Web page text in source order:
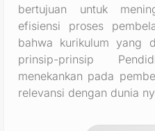
bertujuan untuk
efisiensi proses
bahwa kurikulum yang
prinsip-prinsip
menekankan pada
relevansi dengan dunia